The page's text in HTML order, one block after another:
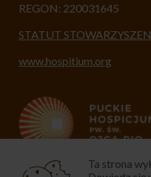
REGON: 220031645
STATUT
www.hospitium.org
Ta strona